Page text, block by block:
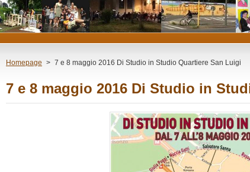
Homepage > 7 e 8 maggio 2016 Di Studio in Studio Quartiere San Luigi
7 e 8 maggio 2016 Di Studio in